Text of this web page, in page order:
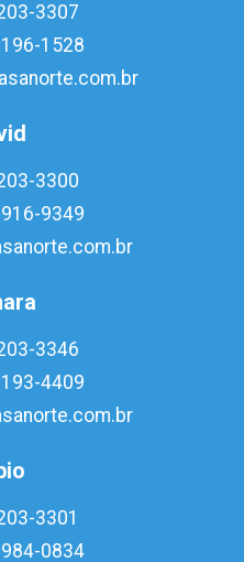
3307
1528
3300
9349
3346
4409
3301
0834